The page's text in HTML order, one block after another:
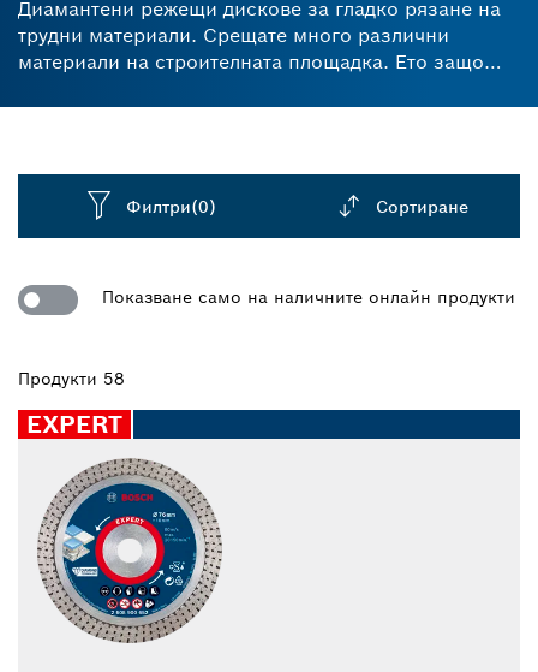
Диамантени режещи дискове за гладко рязане на
трудни материали. Срещате много различни
материали на строителната площадка. Ето защо
важно. Още по-добре е, когато вашият
материали, като бетон, керамика, тухли и камък.
Нашите диамантени режещи дискове и диамантени
тръби, плочки или подови настилки. С ефективно
Филтри(0) Сортиране
Показване само на наличните онлайн продукти
Продукти 58
EXPERT